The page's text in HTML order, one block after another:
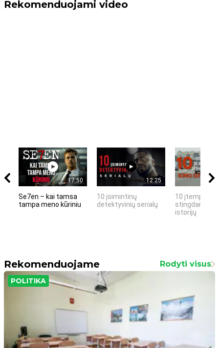
Rekomenduojami video
17:50
Se7en – kai tamsa
tampa meno kūriniu
12:25
10 įsimintinų
detektyvinių serialų
10 įtemptų,
stingdančių
istorijų
Rekomenduojame Rodyti visus
POLITIKA